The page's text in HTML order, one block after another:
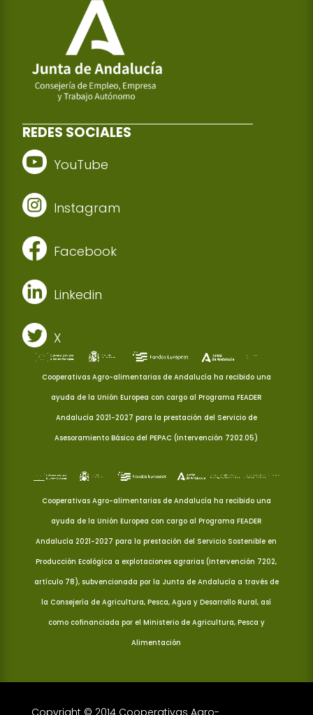
REDES SOCIALES
YouTube
Instagram
Facebook
Linkedin
X
Cooperativas Agro-alimentarias de Andalucía ha recibido una
ayuda de la Unión Europea con cargo al Programa FEADER
Andalucía 2021-2027 para la prestación del Servicio de
Asesoramiento Básico del PEPAC (Intervención 7202.05)
Cooperativas Agro-alimentarias de Andalucía ha recibido una
ayuda de la Unión Europea con cargo al Programa FEADER
Andalucía 2021-2027 para la prestación del Servicio Sostenible en
Producción Ecológica a explotaciones agrarias (Intervención 7202,
artículo 78), subvencionada por la Junta de Andalucía a través de
la Consejería de Agricultura, Pesca, Agua y Desarrollo Rural, así
como cofinanciada por el Ministerio de Agricultura, Pesca y
Alimentación